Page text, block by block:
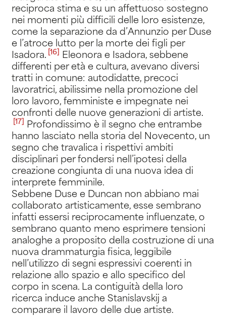
reciproca stima e su un affettuoso sostegno
nei momenti più difficili delle loro esistenze,
come la separazione da d’Annunzio per Duse
e l’atroce lutto per la morte dei figli per
Isadora. [16]
Eleonora e Isadora, sebbene
differenti per età e cultura, avevano diversi
tratti in comune: autodidatte, precoci
lavoratrici, abilissime nella promozione del
loro lavoro, femministe e impegnate nei
confronti delle nuove generazioni di artiste.
[17]
Profondissimo è il segno che entrambe
hanno lasciato nella storia del Novecento, un
segno che travalica i rispettivi ambiti
disciplinari per fondersi nell’ipotesi della
creazione congiunta di una nuova idea di
interprete femminile.
Sebbene Duse e Duncan non abbiano mai
collaborato artisticamente, esse sembrano
infatti essersi reciprocamente influenzate, o
sembrano quanto meno esprimere tensioni
analoghe a proposito della costruzione di una
nuova drammaturgia fisica, leggibile
nell’utilizzo di segni espressivi coerenti in
relazione allo spazio e allo specifico del
corpo in scena. La contiguità della loro
ricerca induce anche Stanislavskij a
comparare il lavoro delle due artiste.